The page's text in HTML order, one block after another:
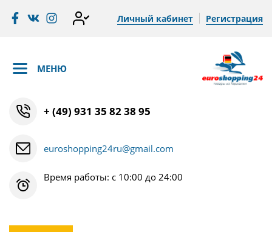
Личный кабинет Регистрация
МЕНЮ
+ (49) 931 35 82 38 95
euroshopping24ru@gmail.com
Время работы: с 10:00 до 24:00